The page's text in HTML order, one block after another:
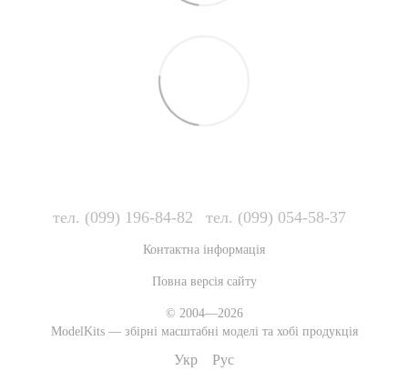
тел. (099) 196-84-82 тел. (099) 054-58-37
Контактна інформація
Повна версія сайту
© 2004—2026
ModelKits — збірні масштабні моделі та хобі продукція
Укр Рус